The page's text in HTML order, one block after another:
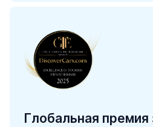
Глобальная премия